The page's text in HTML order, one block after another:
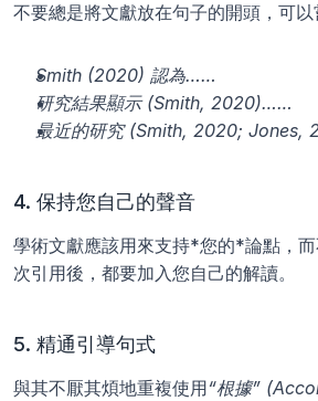
不要總是將文獻放在句子的開頭，可以
Smith (2020) 認為……
研究結果顯示 (Smith, 2020)……
最近的研究 (Smith, 2020; Jones,
4. 保持您自己的聲音
學術文獻應該用來支持*您的*論點，
次引用後，都要加入您自己的解讀。
5. 精通引導句式
與其不厭其煩地重複使用“根據”